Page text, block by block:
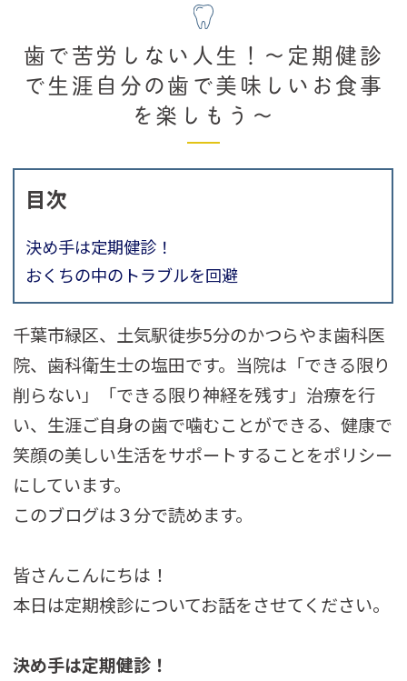
歯で苦労しない人生！～定期健診
で生涯自分の歯で美味しいお食事
を楽しもう～
目次
決め手は定期健診！
おくちの中のトラブルを回避
千葉市緑区、土気駅徒歩5分のかつらやま歯科医
院、歯科衛生士の塩田です。当院は「できる限り
削らない」「できる限り神経を残す」治療を行
い、生涯ご自身の歯で噛むことができる、健康で
笑顔の美しい生活をサポートすることをポリシー
にしています。
このブログは３分で読めます。
皆さんこんにちは！
本日は定期検診についてお話をさせてください。
決め手は定期健診！